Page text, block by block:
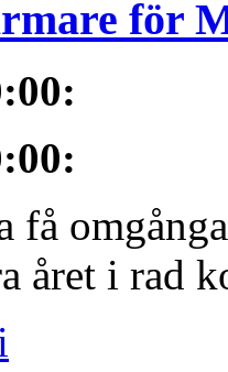
för
:
:
få
året i rad